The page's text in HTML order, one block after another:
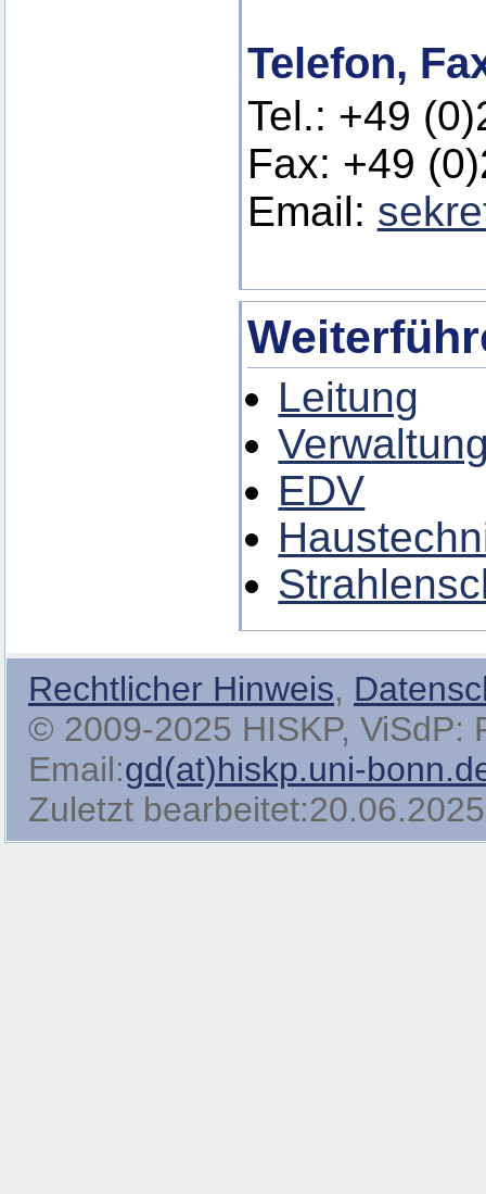
Telefon,
Tel.: +49
Fax: +49
Email:
Leitung
EDV
Rechtlicher Hinweis,
© 2009-2025 HISKP, ViSdP:
Email:gd(at)hiskp.uni-
Zuletzt